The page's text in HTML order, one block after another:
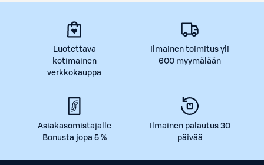
Luotettava
kotimainen
verkkokauppa
Ilmainen toimitus yli
600 myymälään
Asiakasomistajalle
Bonusta jopa 5 %
Ilmainen palautus 30
päivää